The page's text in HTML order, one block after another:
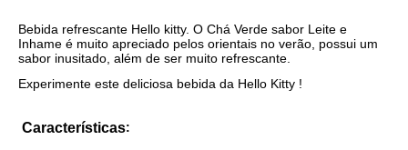
Bebida refrescante Hello kitty. O Chá Verde sabor Leite e
Inhame é muito apreciado pelos orientais no verão, possui um
sabor inusitado, além de ser muito refrescante.
Experimente este deliciosa bebida da Hello Kitty !
Características: